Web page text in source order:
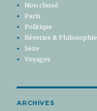
Non classé
Paris
Politique
Rêveries & Philosophie
Sexe
Voyages
ARCHIVES